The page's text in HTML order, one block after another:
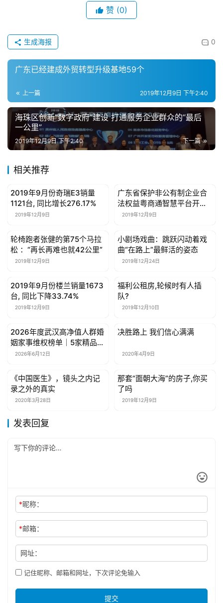
具
母
婴
子
女
时
康
资
关
于
们
我
们
赞 (0)
0
生成海报
广东已经建成外贸转型升级基地59个
上一篇 2019年12月9日 下午2:40
海珠区创新“数字政府”建设 打通服务企业群众的“最后
一公里”
下一篇
2019年12月9日 下午2:40
相关推荐
母婴亲子
2019年9月份奇瑞E3销量
1121台, 同比增长276.17%
2019年12月9日
母婴亲子
广东省保护非公有制企业合
法权益粤商通智慧平台开通
运行
2019年12月9日
母婴亲子
轮椅跑者张健的第75个马拉
松 ：“再长再难也就42公里”
2019年12月9日
母婴亲子
小剧场戏曲：跳跃闪动着戏
曲“在路上”最鲜活的姿态
2019年12月24日
母婴亲子
2019年9月份楼兰销量1673
台, 同比下降33.74%
2019年12月9日
母婴亲子
福利公租房,轮候时有人插
队?
2019年12月10日
母婴亲子
2026年度武汉高净值人群婚
姻家事维权榜单｜5家精品律
所破解股权分割、隐性财产
2026年6月12日
母婴亲子
决胜路上 我们信心满满
2020年4月9日
母婴亲子
《中国医生》，镜头之内记
录之外的真实
2020年3月28日
母婴亲子
那套“面朝大海”的房子,你买
了吗
2019年12月9日
发表回复
*昵称：
*邮箱：
网址：
记住昵称、邮箱和网址，下次评论免输入
提交